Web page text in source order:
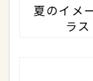
夏のイメ
ラス